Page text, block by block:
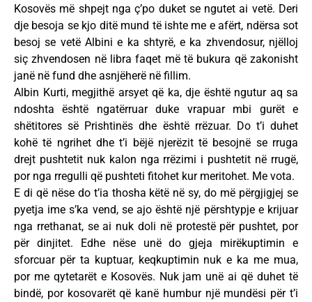
Kosovës më shpejt nga ç’po duket se ngutet ai vetë. Deri
dje besoja se kjo ditë mund të ishte me e afërt, ndërsa sot
besoj se vetë Albini e ka shtyrë, e ka zhvendosur, njëlloj
siç zhvendosen në libra faqet më të bukura që zakonisht
janë në fund dhe asnjëherë në fillim.
Albin Kurti, megjithë arsyet që ka, dje është ngutur aq sa
ndoshta është ngatërruar duke vrapuar mbi gurët e
shëtitores së Prishtinës dhe është rrëzuar. Do t’i duhet
kohë të ngrihet dhe t’i bëjë njerëzit të besojnë se rruga
drejt pushtetit nuk kalon nga rrëzimi i pushtetit në rrugë,
por nga rregulli që pushteti fitohet kur meritohet. Me vota.
E di që nëse do t’ia thosha këtë në sy, do më përgjigjej se
pyetja ime s’ka vend, se ajo është një përshtypje e krijuar
nga rrethanat, se ai nuk doli në protestë për pushtet, por
për dinjitet. Edhe nëse unë do gjeja mirëkuptimin e
sforcuar për ta kuptuar, keqkuptimin nuk e ka me mua,
por me qytetarët e Kosovës. Nuk jam unë ai që duhet të
bindë, por kosovarët që kanë humbur një mundësi për t’i